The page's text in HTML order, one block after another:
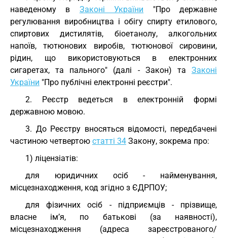
наведеному в Законі України "Про державне
регулювання виробництва і обігу спирту етилового,
спиртових дистилятів, біоетанолу, алкогольних
напоїв, тютюнових виробів, тютюнової сировини,
рідин, що використовуються в електронних
сигаретах, та пального" (далі - Закон) та Законі
України "Про публічні електронні реєстри".
2. Реєстр ведеться в електронній формі
державною мовою.
3. До Реєстру вносяться відомості, передбачені
частиною четвертою статті 34 Закону, зокрема про:
1) ліцензіатів:
для юридичних осіб - найменування,
місцезнаходження, код згідно з ЄДРПОУ;
для фізичних осіб - підприємців - прізвище,
власне ім’я, по батькові (за наявності),
місцезнаходження (адреса зареєстрованого/